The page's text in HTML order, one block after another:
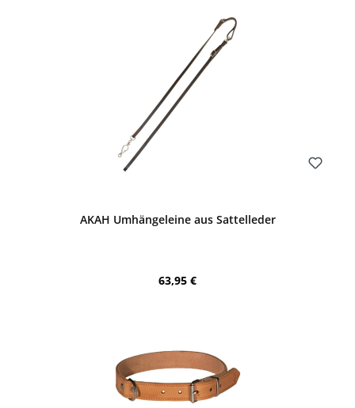
AKAH Umhängeleine aus Sattelleder
Regulärer Preis:
63,95 €